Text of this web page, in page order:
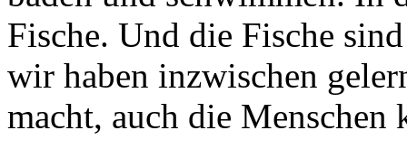
Fische. Und die Fische
wir haben inzwischen
macht, auch die Menschen